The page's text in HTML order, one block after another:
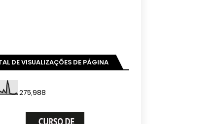
DE VISUALIZAÇÕES DE PÁGINA
275,988